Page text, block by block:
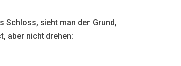
Schloss, sieht man den Grund,
aber nicht drehen: